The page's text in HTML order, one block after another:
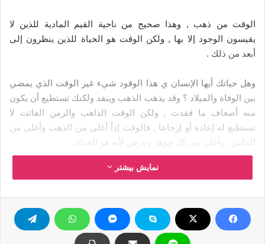
الوقت من ذهب , وهذا صحيح من ناحية القيم المادية للذين لا
يقيسون الوجود إلا بها , ولكن الوقت هو الحياة للذين ينظرون إلى
أبعد من ذلك .
وهل حياتك أيها الإنسان ي هذا الوقود شيء غير الوقت الذي يمضي
بين الوفاة والميلاد ؟ وقد يذهب الذهب وينفد ولكنك تستطيع أن يكون
منه أضعاف ما فقدت , ولكن الوقت الذاهب والزمن الفائت لا
تستطيع له إعادة أو إرجاعا , فالوقت إذاً أغلى من الذهب وأغلى من
الماس , وأغلى من كل جوهر وعرض لأنه هو الحياة .
وليس النجاح متوقفا على الخطة الدقيقة , والظروف المواتية
يحذرون من الرأي الفطير , ومن الرأي المتأخر أيضا , , والتوفيق أن
يقع العمل في لحظته المناسبة :
نمایش بیشتر